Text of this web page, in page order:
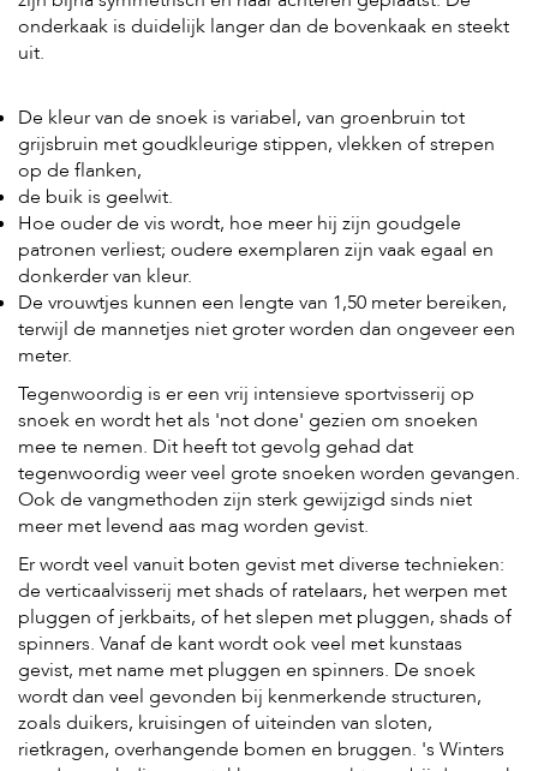
onderkaak is duidelijk langer dan de bovenkaak en steekt
uit.
De kleur van de snoek is variabel, van groenbruin tot
grijsbruin met goudkleurige stippen, vlekken of strepen
op de flanken,
de buik is geelwit.
Hoe ouder de vis wordt, hoe meer hij zijn goudgele
patronen verliest; oudere exemplaren zijn vaak egaal en
donkerder van kleur.
De vrouwtjes kunnen een lengte van 1,50 meter bereiken,
terwijl de mannetjes niet groter worden dan ongeveer een
meter.
Tegenwoordig is er een vrij intensieve sportvisserij op
snoek en wordt het als 'not done' gezien om snoeken
mee te nemen. Dit heeft tot gevolg gehad dat
tegenwoordig weer veel grote snoeken worden gevangen.
Ook de vangmethoden zijn sterk gewijzigd sinds niet
meer met levend aas mag worden gevist.
Er wordt veel vanuit boten gevist met diverse technieken:
de verticaalvisserij met shads of ratelaars, het werpen met
pluggen of jerkbaits, of het slepen met pluggen, shads of
spinners. Vanaf de kant wordt ook veel met kunstaas
gevist, met name met pluggen en spinners. De snoek
wordt dan veel gevonden bij kenmerkende structuren,
zoals duikers, kruisingen of uiteinden van sloten,
rietkragen, overhangende bomen en bruggen. 's Winters